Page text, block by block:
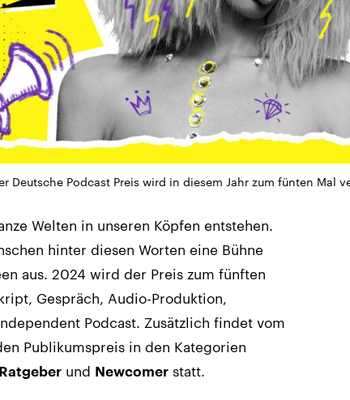
Deutsche Podcast Preis wird in diesem Jahr zum fünten Mal
Welten in unseren Köpfen entstehen.
hinter diesen Worten eine Bühne
aus. 2024 wird der Preis zum fünften
Gespräch, Audio-Produktion,
Podcast. Zusätzlich findet vom
Publikumspreis in den Kategorien
und Newcomer statt.